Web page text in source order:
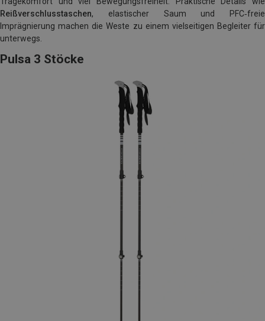
Reißverschlusstaschen, elastischer Saum und PFC‑freie
Imprägnierung machen die Weste zu einem vielseitigen Begleiter für
unterwegs.
Pulsa 3 Stöcke